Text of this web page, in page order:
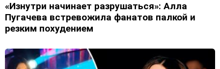
«Изнутри начинает разрушаться»: Алла
Пугачева встревожила фанатов палкой и
резким похудением